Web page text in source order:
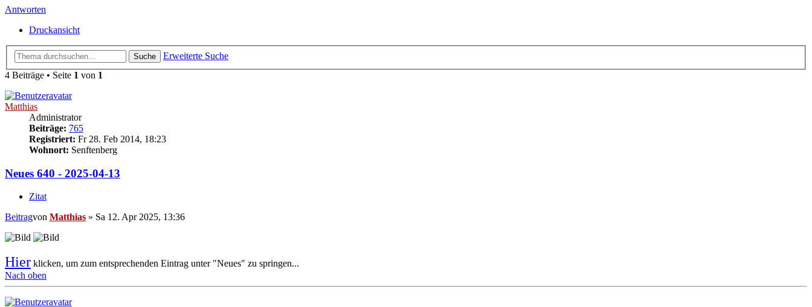
Antworten
Druckansicht
Suche
Erweiterte Suche
4 Beiträge • Seite 1 von 1
Matthias
Administrator
Beiträge: 765
Registriert: Fr 28. Feb 2014, 18:23
Wohnort: Senftenberg
Neues 640 - 2025-04-13
Zitat
Beitragvon Matthias » Sa 12. Apr 2025, 13:36
Hier klicken, um zum entsprechenden Eintrag unter "Neues" zu springen...
Nach oben